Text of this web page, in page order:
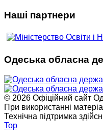
Наші партнери
Одеська обласна
© 2026 Офіційний сайт
При використанні
Технічна підтримка
Top